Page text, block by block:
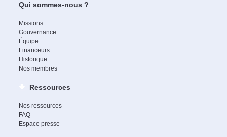
Qui sommes-nous ?
Missions
Gouvernance
Équipe
Financeurs
Historique
Nos membres
Ressources
Nos ressources
FAQ
Espace presse